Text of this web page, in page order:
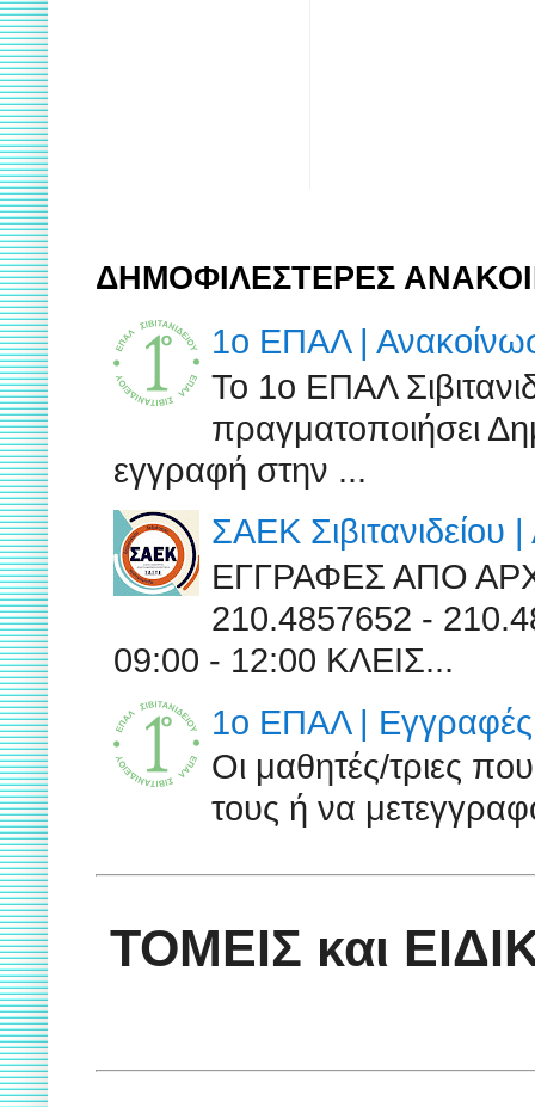
ΔΗΜΟΦΙΛΕΣΤΕΡΕΣ
1ο ΕΠΑΛ |
Το 1ο ΕΠΑΛ
πραγματοποιήσει
εγγραφή στην ...
ΣΑΕΚ Σιβιτανιδείου
ΕΓΓΡΑΦΕΣ ΑΠΟ
210.4857652 -
09:00 - 12:00 ΚΛΕΙΣ...
1ο ΕΠΑΛ | Εγγραφές
Οι μαθητές/τριες
τους ή να
ΤΟΜΕΙΣ και